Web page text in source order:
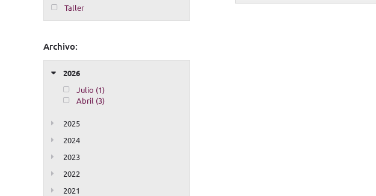
Taller
Archivo:
2026
Julio (1)
Abril (3)
2025
2024
2023
2022
2021